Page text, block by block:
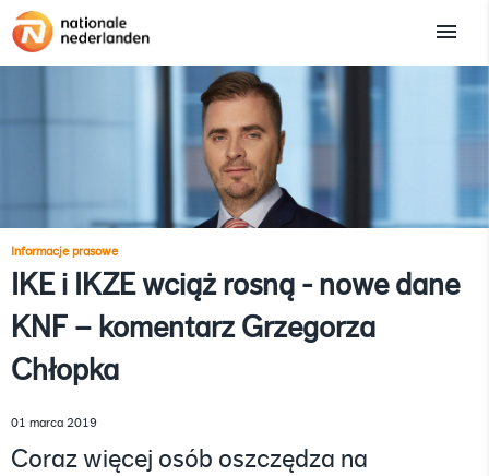
Informacje prasowe
IKE i IKZE wciąż rosną - nowe dane
KNF – komentarz Grzegorza
Chłopka
01 marca 2019
Coraz więcej osób oszczędza na